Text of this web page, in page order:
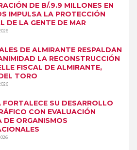
DE B/.9.9 MILLONES EN
IMPULSA LA PROTECCIÓN
DE LA GENTE DE MAR
DE ALMIRANTE RESPALDAN
LA RECONSTRUCCIÓN
FISCAL DE ALMIRANTE,
TORO
FORTALECE SU DESARROLLO
CON EVALUACIÓN
DE ORGANISMOS